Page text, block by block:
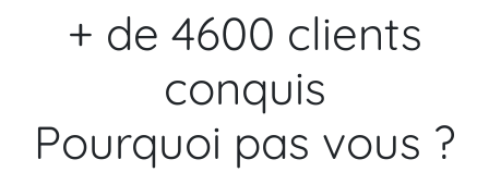
+ de 4600 clients
conquis
Pourquoi pas vous ?